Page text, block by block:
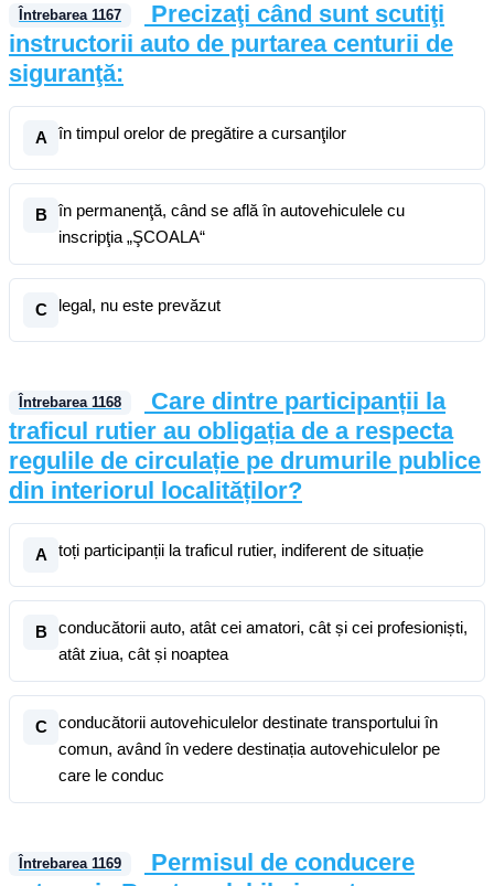
Întrebarea 1167
Precizaţi când sunt scutiţi
instructorii auto de purtarea centurii de
siguranţă:
A în timpul orelor de pregătire a cursanţilor
B
în permanenţă, când se află în autovehiculele cu
inscripţia „ŞCOALA“
C legal, nu este prevăzut
Întrebarea 1168
Care dintre participanții la
traficul rutier au obligația de a respecta
regulile de circulație pe drumurile publice
din interiorul localităților?
A toți participanții la traficul rutier, indiferent de situație
B
conducătorii auto, atât cei amatori, cât și cei profesioniști,
atât ziua, cât și noaptea
C
conducătorii autovehiculelor destinate transportului în
comun, având în vedere destinația autovehiculelor pe
care le conduc
Întrebarea 1169
Permisul de conducere